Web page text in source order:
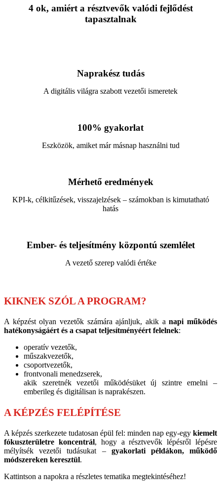
4 ok, amiért a résztvevők valódi fejlődést
tapasztalnak
Naprakész tudás
A digitális világra szabott vezetői ismeretek
100% gyakorlat
Eszközök, amiket már másnap használni tud
Mérhető eredmények
KPI-k, célkitűzések, visszajelzések – számokban is kimutatható
hatás
Ember- és teljesítmény központú szemlélet
A vezető szerep valódi értéke
KIKNEK SZÓL A PROGRAM?
A képzést olyan vezetők számára ajánljuk, akik anapi működés
hatékonyságáért és a csapat teljesítményéért felelnek:
operatív vezetők,
műszakvezetők,
csoportvezetők,
frontvonali menedzserek,
akik szeretnék vezetői működésüket új szintre emelni –
emberileg és digitálisan is naprakészen.
A KÉPZÉS FELÉPÍTÉSE
A képzés szerkezete tudatosan épül fel: minden nap egy-egy kiemelt
fókuszterületre koncentrál, hogy a résztvevők lépésről lépésre
mélyítsék vezetői tudásukat – gyakorlati példákon, működő
módszereken keresztül.
Kattintson a napokra a részletes tematika megtekintéséhez!